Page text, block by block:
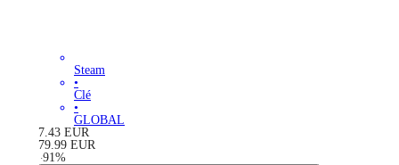
Steam
•
Clé
•
GLOBAL
7.43 EUR
79.99 EUR
-91%